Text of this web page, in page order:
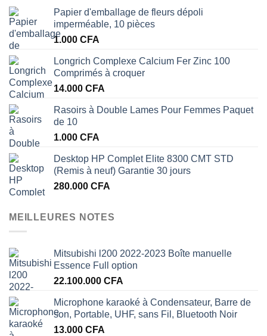
Papier d'emballage de fleurs dépoli
imperméable, 10 pièces
1.000 CFA
Longrich Complexe Calcium Fer Zinc 100
Comprimés à croquer
14.000 CFA
Rasoirs à Double Lames Pour Femmes Paquet
de 10
1.000 CFA
Desktop HP Complet Elite 8300 CMT STD
(Remis à neuf) Garantie 30 jours
280.000 CFA
MEILLEURES NOTES
Mitsubishi l200 2022-2023 Boîte manuelle
Essence Full option
22.100.000 CFA
Microphone karaoké à Condensateur, Barre de
son, Portable, UHF, sans Fil, Bluetooth Noir
13.000 CFA